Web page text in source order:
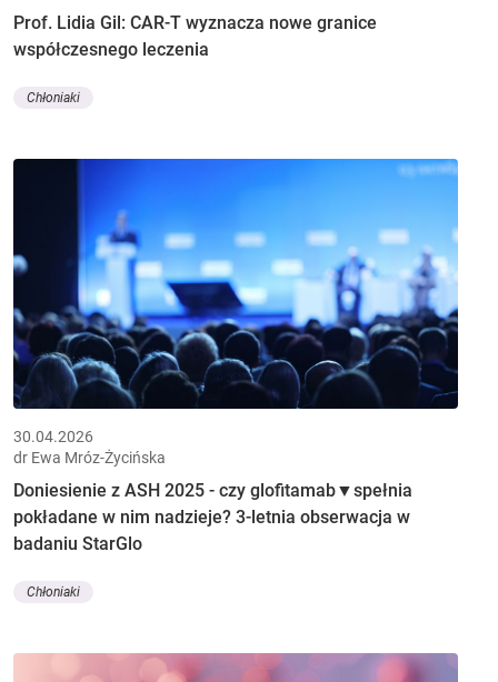
Prof. Lidia Gil: CAR-T wyznacza nowe granice
współczesnego leczenia
Chłoniaki
30.04.2026
dr Ewa Mróz-Życińska
Doniesienie z ASH 2025 - czy glofitamab▼spełnia
pokładane w nim nadzieje? 3-letnia obserwacja w
badaniu StarGlo
Chłoniaki